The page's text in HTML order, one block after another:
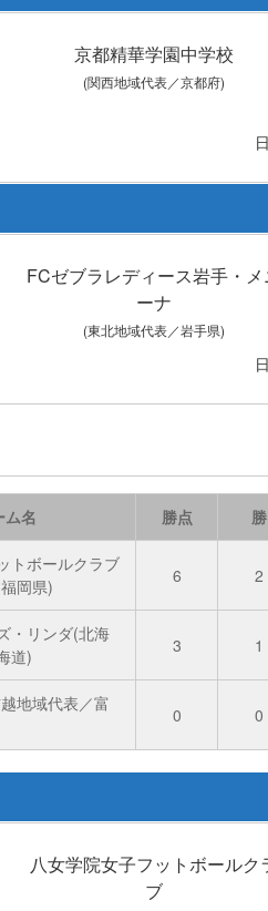
京都精華学園中学校
(関西地域代表／京都府)
FCゼブラレディース岩手・メ
ーナ
(東北地域代表／岩手県)
ム名 勝点 勝
トボールクラブ
岡県)
6 2
・リンダ(北海
道)
3 1
地域代表／富
0 0
八女学院女子フットボールク
ブ